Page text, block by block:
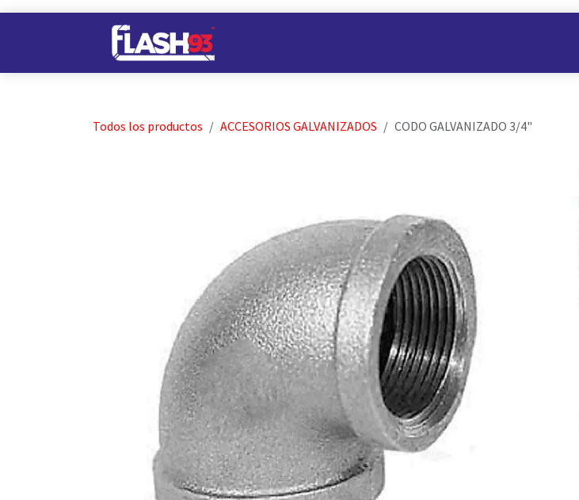
Todos los productos ACCESORIOS GALVANIZADOS CODO GALVANIZADO 3/4"